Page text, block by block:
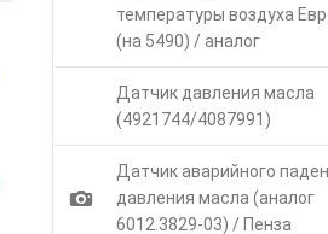
температуры воздуха
(на 5490) / аналог
Датчик давления масла
(4921744/4087991)
1
Датчик аварийного
давления масла (аналог
6012.3829-03) / Пенза